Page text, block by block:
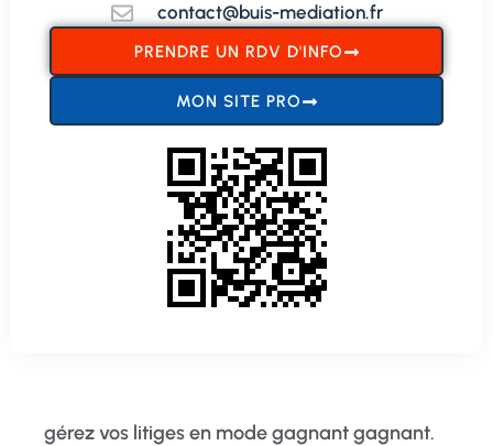
contact@buis-mediation.fr
PRENDRE UN RDV D'INFO
MON SITE PRO
gérez vos litiges en mode gagnant gagnant.